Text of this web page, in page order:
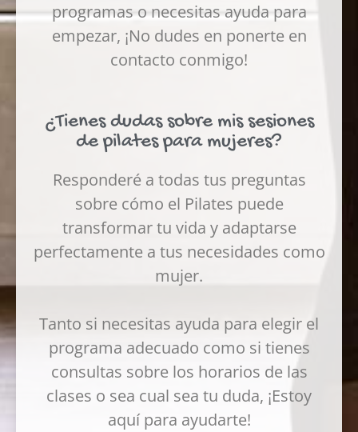
programas o necesitas ayuda para
empezar, ¡No dudes en ponerte en
contacto conmigo!
¿Tienes dudas sobre mis sesiones
de pilates para mujeres?
Responderé a todas tus preguntas
sobre cómo el Pilates puede
transformar tu vida y adaptarse
perfectamente a tus necesidades como
mujer.
Tanto si necesitas ayuda para elegir el
programa adecuado como si tienes
consultas sobre los horarios de las
clases o sea cual sea tu duda, ¡Estoy
aquí para ayudarte!